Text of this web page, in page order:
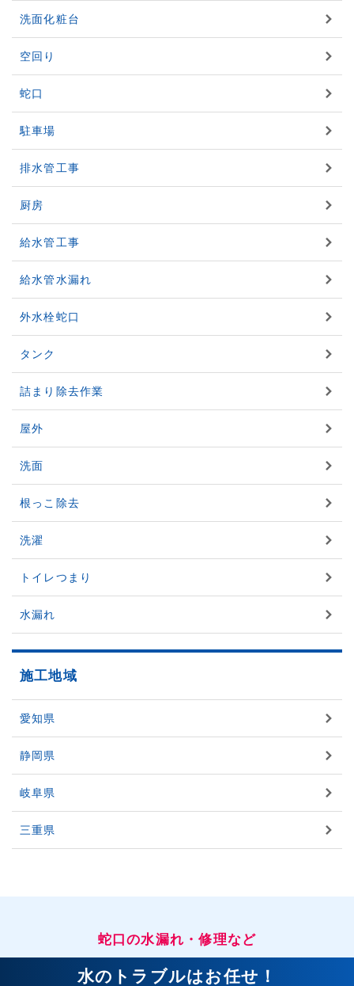
洗面化粧台
空回り
蛇口
駐車場
排水管工事
厨房
給水管工事
給水管水漏れ
外水栓蛇口
タンク
詰まり除去作業
屋外
洗面
根っこ除去
洗濯
トイレつまり
水漏れ
施工地域
愛知県
静岡県
岐阜県
三重県
蛇口の水漏れ・修理など
水のトラブルはお任せ！